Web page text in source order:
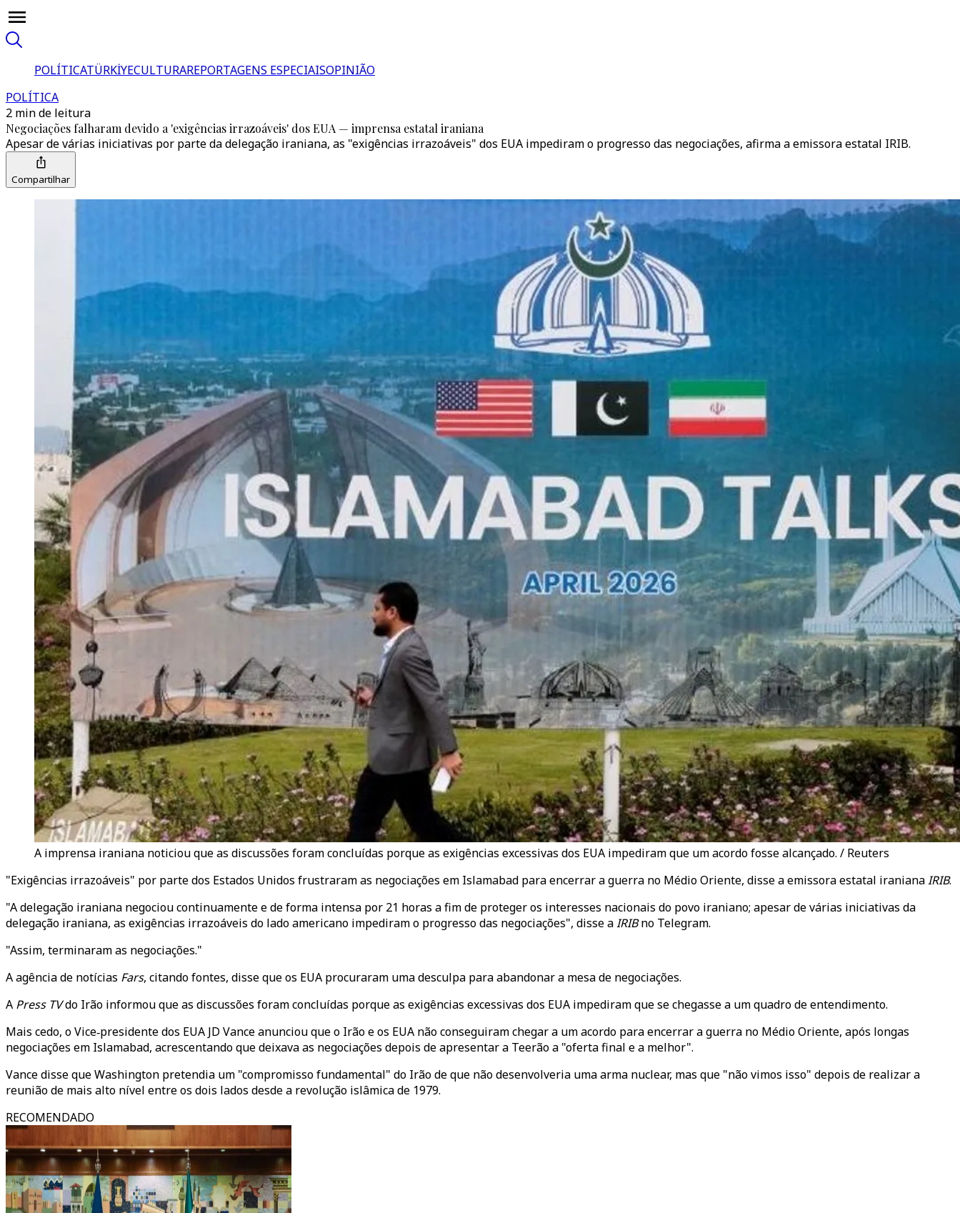
POLÍTICATÜRKİYECULTURAREPORTAGENS ESPECIAISOPINIÃO
POLÍTICA
2 min de leitura
Negociações falharam devido a 'exigências irrazoáveis' dos EUA — imprensa estatal iraniana
Apesar de várias iniciativas por parte da delegação iraniana, as "exigências irrazoáveis" dos EUA impediram o progresso das negociações, afirma a emissora estatal IRIB.
Compartilhar
A imprensa iraniana noticiou que as discussões foram concluídas porque as exigências excessivas dos EUA impediram que um acordo fosse alcançado. / Reuters
"Exigências irrazoáveis" por parte dos Estados Unidos frustraram as negociações em Islamabad para encerrar a guerra no Médio Oriente, disse a emissora estatal iranianaIRIB.
"A delegação iraniana negociou continuamente e de forma intensa por 21 horas a fim de proteger os interesses nacionais do povo iraniano; apesar de várias iniciativas da
delegação iraniana, as exigências irrazoáveis do lado americano impediram o progresso das negociações", disse aIRIBno Telegram.
"Assim, terminaram as negociações."
A agência de notícias Fars, citando fontes, disse que os EUA procuraram uma desculpa para abandonar a mesa de negociações.
A Press TVdo Irão informou que as discussões foram concluídas porque as exigências excessivas dos EUA impediram que se chegasse a um quadro de entendimento.
Mais cedo, o Vice‑presidente dos EUA JD Vance anunciou que o Irão e os EUA não conseguiram chegar a um acordo para encerrar a guerra no Médio Oriente, após longas
negociações em Islamabad, acrescentando que deixava as negociações depois de apresentar a Teerão a "oferta final e a melhor".
Vance disse que Washington pretendia um "compromisso fundamental" do Irão de que não desenvolveria uma arma nuclear, mas que "não vimos isso" depois de realizar a
reunião de mais alto nível entre os dois lados desde a revolução islâmica de 1979.
RECOMENDADO